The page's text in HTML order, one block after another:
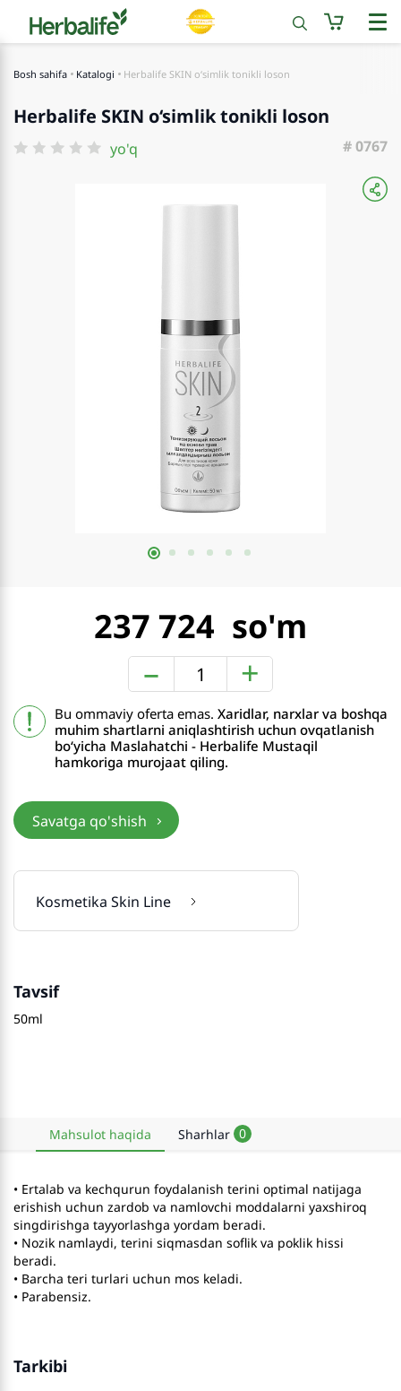
Bosh sahifa Katalogi Herbalife SKIN o‘simlik tonikli loson
Herbalife SKIN o‘simlik tonikli loson
yo'q # 0767
237 724
–
+
Bu ommaviy oferta emas. Xaridlar, narxlar va boshqa
muhim shartlarni aniqlashtirish uchun ovqatlanish
boʻyicha Maslahatchi - Herbalife Mustaqil
hamkoriga murojaat qiling.
Savatga qo'shish
Kosmetika Skin Line
Tavsif
50ml
Mahsulot haqida Sharhlar 0
• Ertalab va kechqurun foydalanish terini optimal natijaga
erishish uchun zardob va namlovchi moddalarni yaxshiroq
singdirishga tayyorlashga yordam beradi.
• Nozik namlaydi, terini siqmasdan soflik va poklik hissi
beradi.
• Barcha teri turlari uchun mos keladi.
• Parabensiz.
Tarkibi